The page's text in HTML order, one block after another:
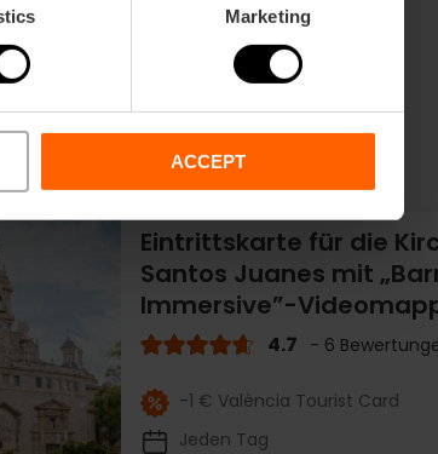
Marketing
ACCEPT
Eintrittskarte für die
Santos Juanes mit
Immersive”-
4.7 - 6
-1 € València Tourist Card
Jeden Tag